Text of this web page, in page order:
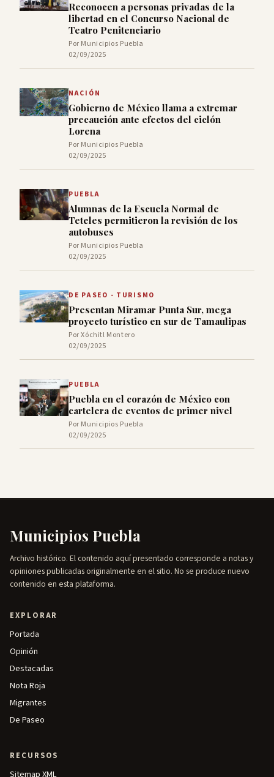
Reconocen a personas privadas de la
libertad en el Concurso Nacional de
Teatro Penitenciario
Por Municipios Puebla
02/09/2025
NACIÓN
Gobierno de México llama a extremar
precaución ante efectos del ciclón
Lorena
Por Municipios Puebla
02/09/2025
PUEBLA
Alumnas de la Escuela Normal de
Teteles permitieron la revisión de los
autobuses
Por Municipios Puebla
02/09/2025
DE PASEO - TURISMO
Presentan Miramar Punta Sur, mega
proyecto turístico en sur de Tamaulipas
Por Xóchitl Montero
02/09/2025
PUEBLA
Puebla en el corazón de México con
cartelera de eventos de primer nivel
Por Municipios Puebla
02/09/2025
Municipios Puebla
Archivo histórico. El contenido aquí presentado corresponde a notas y
opiniones publicadas originalmente en el sitio. No se produce nuevo
contenido en esta plataforma.
EXPLORAR
Portada
Opinión
Destacadas
Nota Roja
Migrantes
De Paseo
RECURSOS
Sitemap XML